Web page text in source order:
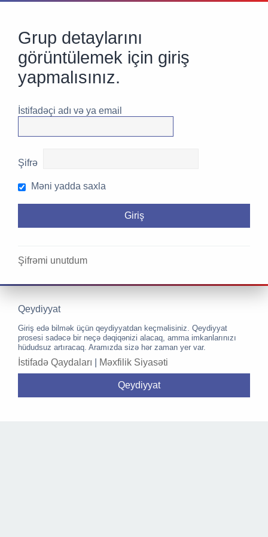
Grup detaylarını
görüntülemek için giriş
yapmalısınız.
İstifadəçi adı və ya email
Şifrə
Məni yadda saxla
Şifrəmi unutdum
Qeydiyyat
Giriş edə bilmək üçün qeydiyyatdan keçməlisiniz. Qeydiyyat
prosesi sadəcə bir neçə dəqiqənizi alacaq, amma imkanlarınızı
hüdudsuz artıracaq. Aramızda sizə hər zaman yer var.
İstifadə Qaydaları Məxfilik Siyasəti
Qeydiyyat